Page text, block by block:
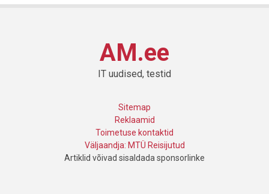
AM.ee
IT uudised, testid
Sitemap
Reklaamid
Toimetuse kontaktid
Väljaandja: MTÜ Reisijutud
Artiklid võivad sisaldada sponsorlinke